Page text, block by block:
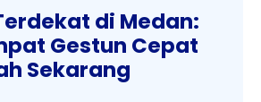
di Medan:
Gestun Cepat
Sekarang